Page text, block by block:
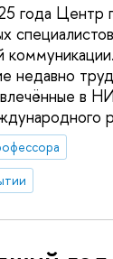
года Центр
недавно
в